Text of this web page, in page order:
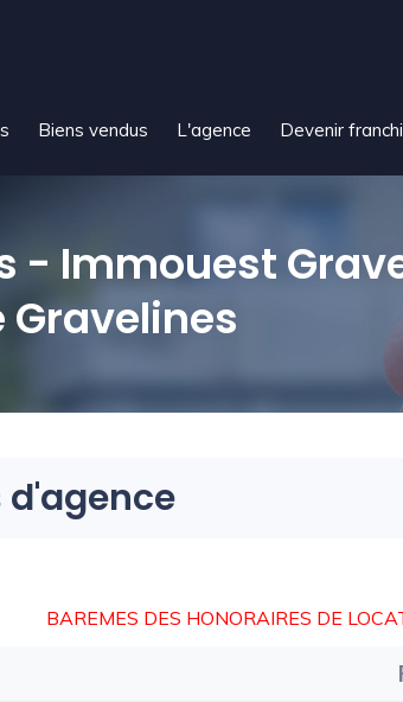
Biens vendus L'agence Devenir
- Immouest
d'agence
BAREMES DES HONORAIRES DE